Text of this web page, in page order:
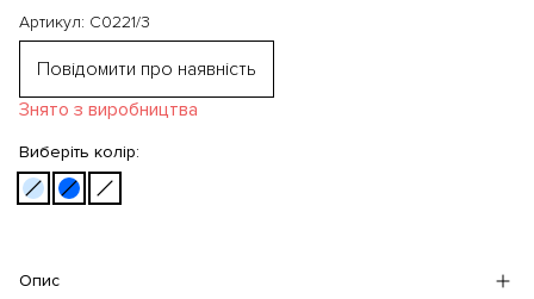
Артикул: С0221/3
Повідомити про наявність
Знято з виробництва
Виберіть колір:
Опис